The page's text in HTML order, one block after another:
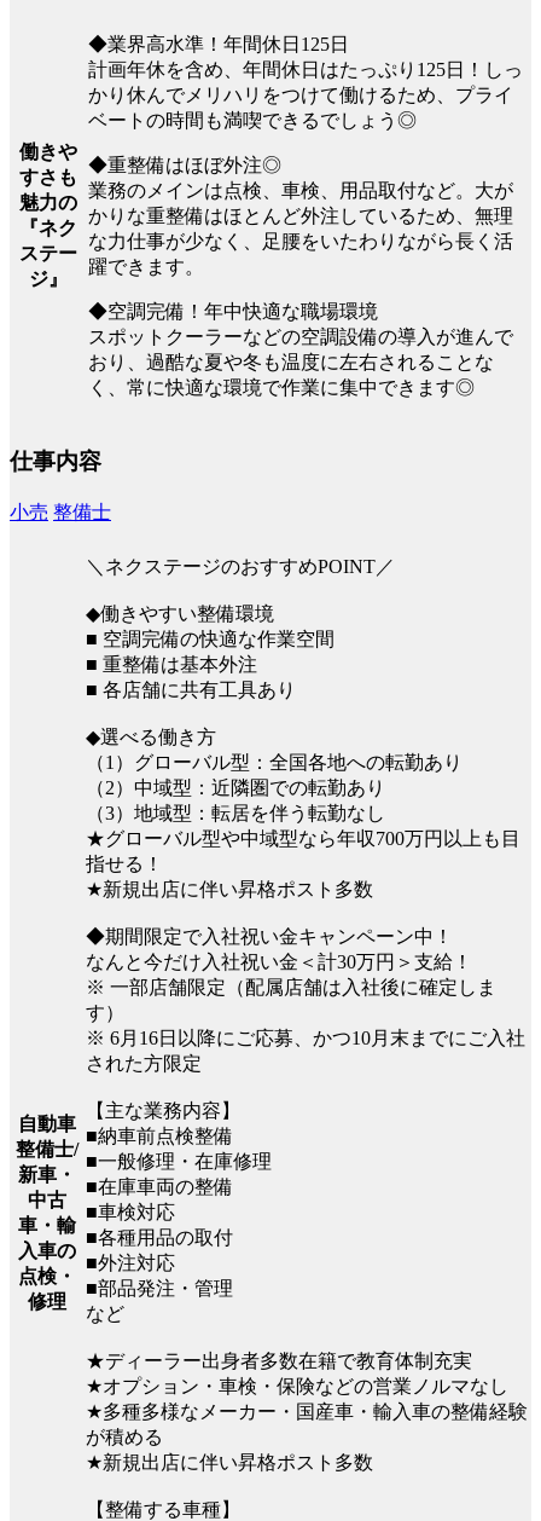
働きや
すさも
魅力の
『ネク
ステー
ジ』
◆業界高水準！年間休日125日
計画年休を含め、年間休日はたっぷり125日！しっ
かり休んでメリハリをつけて働けるため、プライ
ベートの時間も満喫できるでしょう◎
◆重整備はほぼ外注◎
業務のメインは点検、車検、用品取付など。大が
かりな重整備はほとんど外注しているため、無理
な力仕事が少なく、足腰をいたわりながら長く活
躍できます。
◆空調完備！年中快適な職場環境
スポットクーラーなどの空調設備の導入が進んで
おり、過酷な夏や冬も温度に左右されることな
く、常に快適な環境で作業に集中できます◎
仕事内容
小売 整備士
自動車
整備士/
新車・
中古
車・輸
入車の
点検・
修理
＼ネクステージのおすすめPOINT／
◆働きやすい整備環境
■ 空調完備の快適な作業空間
■ 重整備は基本外注
■ 各店舗に共有工具あり
◆選べる働き方
（1）グローバル型：全国各地への転勤あり
（2）中域型：近隣圏での転勤あり
（3）地域型：転居を伴う転勤なし
★グローバル型や中域型なら年収700万円以上も目
指せる！
★新規出店に伴い昇格ポスト多数
◆期間限定で入社祝い金キャンペーン中！
なんと今だけ入社祝い金＜計30万円＞支給！
※ 一部店舗限定（配属店舗は入社後に確定しま
す）
※ 6月16日以降にご応募、かつ10月末までにご入社
された方限定
【主な業務内容】
■納車前点検整備
■一般修理・在庫修理
■在庫車両の整備
■車検対応
■各種用品の取付
■外注対応
■部品発注・管理
など
★ディーラー出身者多数在籍で教育体制充実
★オプション・車検・保険などの営業ノルマなし
★多種多様なメーカー・国産車・輸入車の整備経験
が積める
★新規出店に伴い昇格ポスト多数
【整備する車種】